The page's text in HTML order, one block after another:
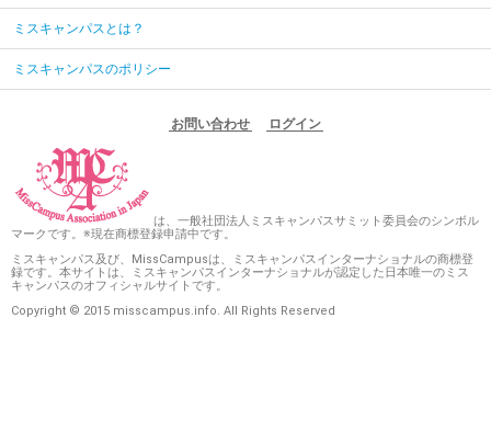
ミスキャンパスとは？
ミスキャンパスのポリシー
お問い合わせ ログイン
は、一般社団法人ミスキャンパスサミット委員会のシンボル
マークです。※現在商標登録申請中です。
ミスキャンパス及び、MissCampusは、ミスキャンパスインターナショナルの商標登
録です。本サイトは、ミスキャンパスインターナショナルが認定した日本唯一のミス
キャンパスのオフィシャルサイトです。
Copyright © 2015 misscampus.info. All Rights Reserved